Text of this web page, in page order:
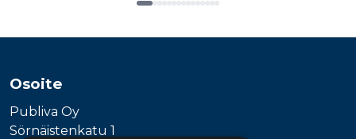
Osoite
Publiva Oy
Sörnäistenkatu 1